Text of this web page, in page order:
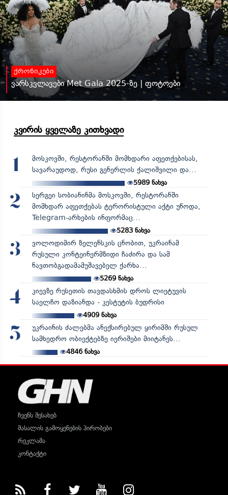
ქრონიკები
ვარსკვლავები Met Gala 2025-ზე | ფოტოები
კვირის ყველაზე კითხვადი
1
მოსკოვში, რესტორანში მომხდარი აფეთქებისას,
სავარაუდოდ, რუსი გენერლის ქალიშვილი და...
5989 ნახვა
2
სერგეი სობიანინმა მოსკოვში, რესტორანში
მომხდარ აფეთქებას ტერორისტული აქტი უწოდა,
Telegram-არხების ინფორმაც...
5283ნახვა
3
ვოლოდიმირ ზელენსკის ცნობით, უკრაინამ
რუსული კონტეინერმზიდი ჩაძირა და სამ
ნავთობგადამამუშავებელ ქარხა...
5269ნახვა
4
კიევზე რუსეთის თავდასხმის დროს ლიეტუვის
საელჩო დაზიანდა - კესტუტის ბუდრისი
4909ნახვა
5
უკრაინის ძალებმა ანექსირებულ ყირიმში რუსულ
სამხედრო ობიექტებზე იერიშები მიიტანეს...
4846ნახვა
ჩვენს შესახებ
მასალის გამოყენების პირობები
რეკლამა
კონტაქტი